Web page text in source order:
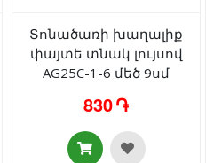
Տոնածառի խաղալիք
փայտե տնակ լույսով
AG25C-1-6 մեծ 9սմ
830 ֏